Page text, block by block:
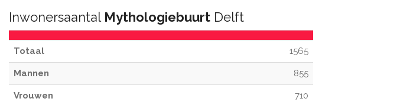
Inwonersaantal Mythologiebuurt Delft
Totaal 1565
Mannen 855
Vrouwen 710